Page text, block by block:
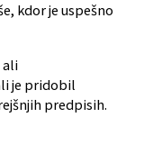
kdor je uspešno
ali
je pridobil
predpisih.